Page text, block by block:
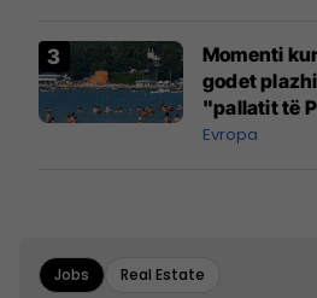
Momenti
godet
"pallatit të
Evropa
Jobs Real Estate